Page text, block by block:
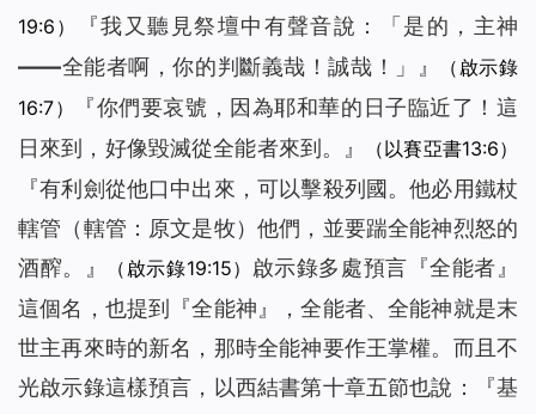
19:6）
『我又聽見祭壇中有聲音說：「是的，主神
——全能者啊，你的判斷義哉！誠哉！」』
（啟示錄
16:7）
『你們要哀號，因為耶和華的日子臨近了！這
日來到，好像毀滅從全能者來到。』
（以賽亞書13:6）
『有利劍從他口中出來，可以擊殺列國。他必用鐵杖
轄管 （轄管：原文是牧）他們，並要踹全能神烈怒的
酒醡。』
（啟示錄19:15） 啟示錄多處預言『全能者』
這個名，也提到『全能神』，全能者、全能神就是末
世主再來時的新名，那時全能神要作王掌權。而且不
光啟示錄這樣預言，以西結書第十章五節也說：『基